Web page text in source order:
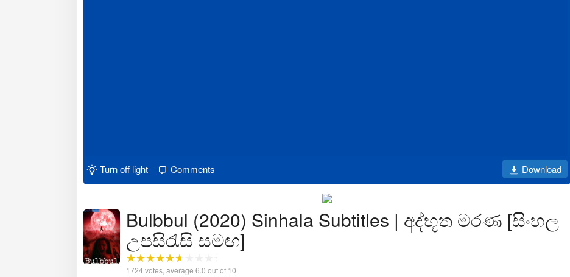
Turn off light Comments Download
Bulbbul (2020) Sinhala Subtitles | අද්භූත මරණ [සිංහල
උපසිරැසි සමඟ]
1724 votes, average 6.0 out of 10